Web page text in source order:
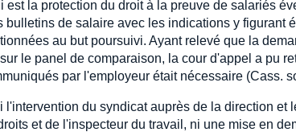
est la protection du droit à la preuve de salariés
bulletins de salaire avec les indications y figurant
au but poursuivi. Ayant relevé que la
le panel de comparaison, la cour d'appel a pu
par l'employeur était nécessaire (Cass.
l'intervention du syndicat auprès de la direction
et de l'inspecteur du travail, ni une mise en